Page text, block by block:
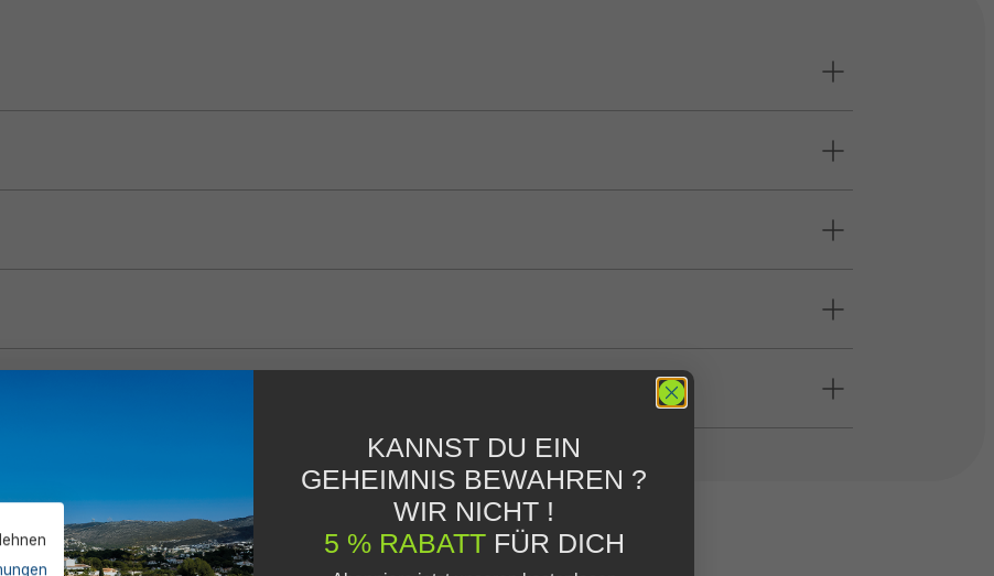
KANNST DU EIN
GEHEIMNIS BEWAHREN ?
WIR NICHT !
5 % RABATTFÜR DICH